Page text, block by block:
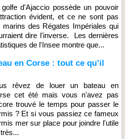
golfe d'Ajaccio possède un pouvoir
évident, et ce ne sont pas
marins des Régates Impériales qui
dire l'inverse. Les dernières
de l'Insee montre que...
en Corse : tout ce qu’il
rêvez de louer un bateau en
cet été mais vous n'avez pas
trouvé le temps pour passer le
? Et si vous passiez ce fameux
mer sur place pour joindre l'utile